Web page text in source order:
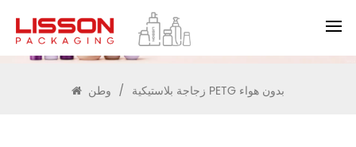
يبحث
/ زجاجة بلاستيكية PETG بدون هواء